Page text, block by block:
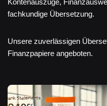
Kontenauszüge,
fachkundige Übersetzung.
Unsere zuverlässigen
Finanzpapiere angeboten.